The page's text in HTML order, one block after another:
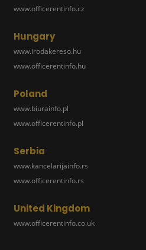
www.officerentinfo.cz
Hungary
www.irodakereso.hu
www.officerentinfo.hu
Poland
www.biurainfo.pl
www.officerentinfo.pl
Serbia
www.kancelarijainfo.rs
www.officerentinfo.rs
United Kingdom
www.officerentinfo.co.uk